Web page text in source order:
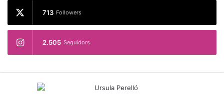
713 Followers
2.505 Seguidors